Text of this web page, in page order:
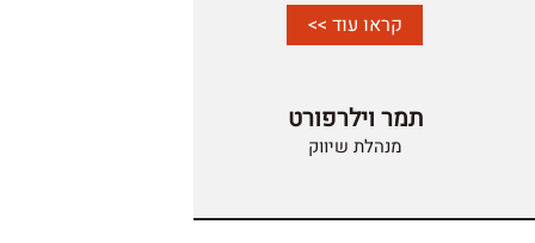
כל תקופת ההתקשרות נהנינו
משירות מקצועי, יעיל ואמין.
לנהל פרויקטים בסטנדרט גבוה
ולהציע פתרונות יצירתיים
שמובילים לתוצאות איכותיות.
גבוהה, תוך הקפדה על
קראו עוד >>
תמר וילרפורט
מנהלת שיווק